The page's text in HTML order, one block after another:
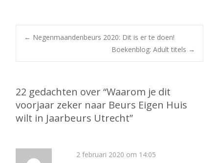
Bericht
← Negenmaandenbeurs 2020: Dit is er te doen!
Boekenblog: Adult titels →
22 gedachten over “Waarom je dit
voorjaar zeker naar Beurs Eigen Huis
wilt in Jaarbeurs Utrecht”
2 februari 2020 om 14:05